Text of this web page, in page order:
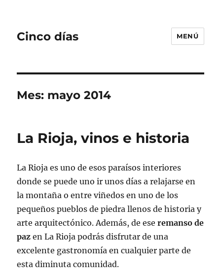
Cinco días MENÚ
Mes: mayo 2014
La Rioja, vinos e historia
La Rioja es uno de esos paraísos interiores
donde se puede uno ir unos días a relajarse en
la montaña o entre viñedos en uno de los
pequeños pueblos de piedra llenos de historia y
arte arquitectónico. Además, de eseremanso de
paz en La Rioja podrás disfrutar de una
excelente gastronomía en cualquier parte de
esta diminuta comunidad.